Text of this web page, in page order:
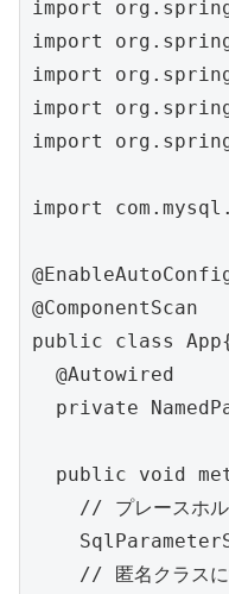
import
import
import
import
import
import
@ComponentScan
public class
  @Autowired
private
public void
// プレースホ
// 匿名クラスに